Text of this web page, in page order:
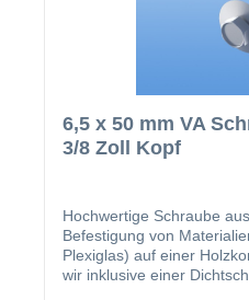
6,5 x 50 mm VA
3/8 Zoll Kopf
Hochwertige Schraube
Befestigung von
Plexiglas) auf einer
wir inklusive einer